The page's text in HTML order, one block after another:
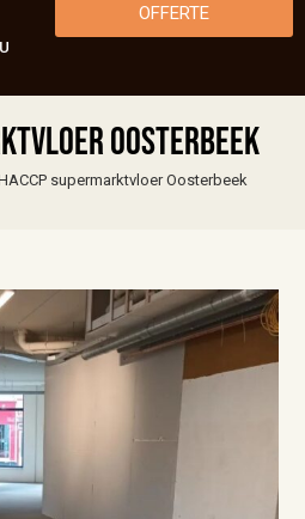
OFFERTE
Oosterbeek
supermarktvloer Oosterbeek